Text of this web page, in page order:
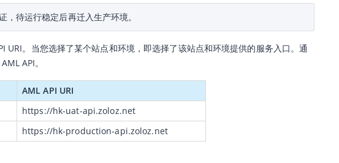
待运行稳定后再迁入生产环境。
。当您选择了某个站点和环境，即选择了该站点和环境提供的服务入口。通
API。
AML API URI
https://hk-uat-api.zoloz.net
https://hk-production-api.zoloz.net